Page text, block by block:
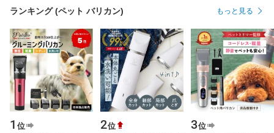
ランキング (ペット バリカン) もっと見る
1 位 2位 3位